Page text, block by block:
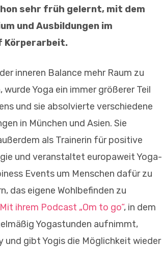
sehr früh gelernt, mit dem
und Ausbildungen im
Körperarbeit.
inneren Balance mehr Raum zu
wurde Yoga ein immer größerer Teil
und sie absolvierte verschiedene
in München und Asien. Sie
als Trainerin für positive
und veranstaltet europaweit Yoga-
Events um Menschen dafür zu
das eigene Wohlbefinden zu
Mit ihrem Podcast „Om to go“, in dem
Yogastunden aufnimmt,
gibt Yogis die Möglichkeit wieder